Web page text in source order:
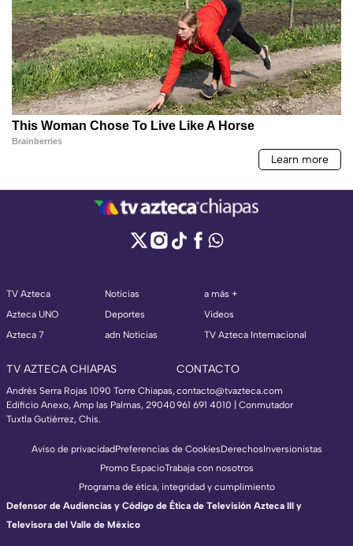
TV Azteca
Azteca UNO
Azteca 7
Noticias
Deportes
adn Noticias
a más +
Videos
TV Azteca Internacional
TV AZTECA CHIAPAS
Andrés Serra Rojas 1090 Torre Chiapas,
Edificio Anexo, Amp las Palmas, 29040
Tuxtla Gutiérrez, Chis.
CONTACTO
contacto@tvazteca.com
961 691 4010 | Conmutador
Aviso de privacidadPreferencias de CookiesDerechosInversionistas
Promo EspacioTrabaja con nosotros
Programa de ética, integridad y cumplimiento
Defensor de Audiencias y Código de Ética de Televisión Azteca III y
Televisora del Valle de México